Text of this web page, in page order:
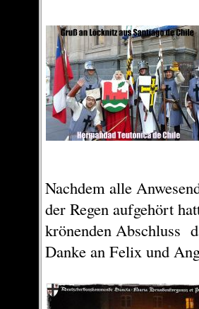
Nachdem alle
der Regen aufgehört
krönenden Abschluss
Danke an Felix und